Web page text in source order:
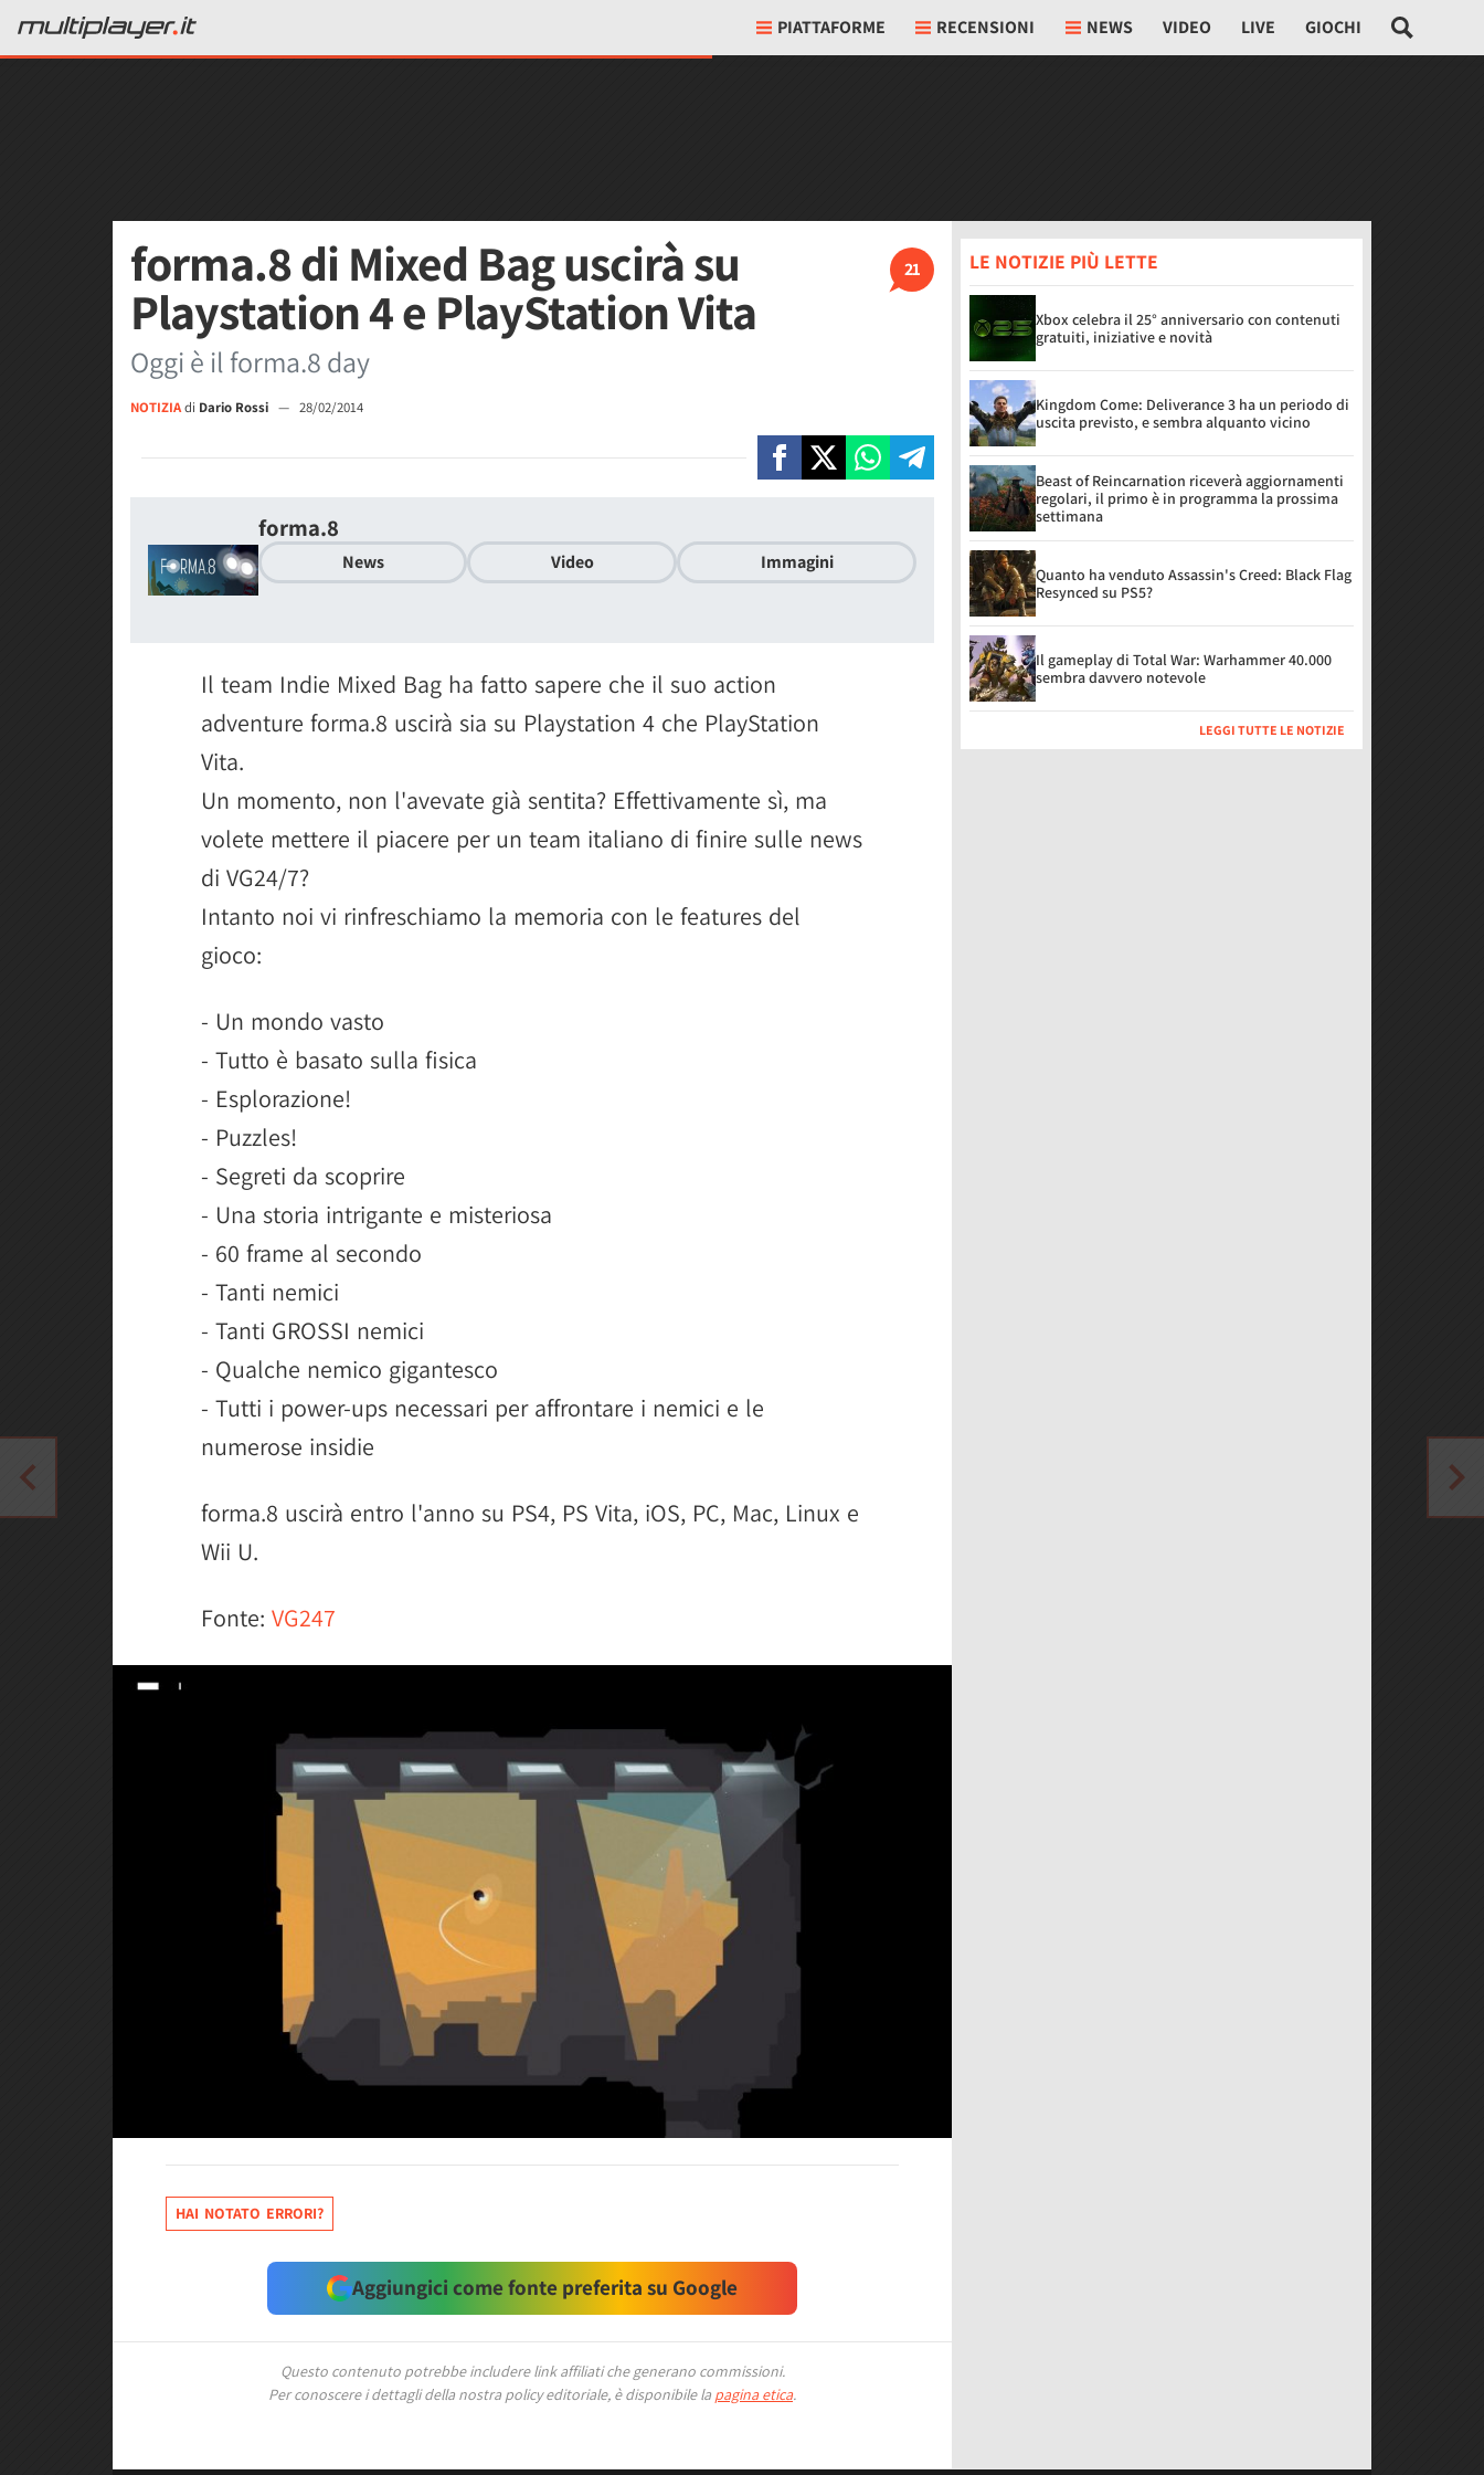
PIATTAFORME RECENSIONI NEWS VIDEO LIVE GIOCHI
21
forma.8 di Mixed Bag uscirà su
Playstation 4 e PlayStation Vita
Oggi è il forma.8 day
NOTIZIAdi Dario Rossi — 28/02/2014
forma.8
News Video Immagini
Il team Indie Mixed Bag ha fatto sapere che il suo action
adventure forma.8 uscirà sia su Playstation 4 che PlayStation
Vita.
Un momento, non l'avevate già sentita? Effettivamente sì, ma
volete mettere il piacere per un team italiano di finire sulle news
di VG24/7?
Intanto noi vi rinfreschiamo la memoria con le features del
gioco:
- Un mondo vasto
- Tutto è basato sulla fisica
- Esplorazione!
- Puzzles!
- Segreti da scoprire
- Una storia intrigante e misteriosa
- 60 frame al secondo
- Tanti nemici
- Tanti GROSSI nemici
- Qualche nemico gigantesco
- Tutti i power-ups necessari per affrontare i nemici e le
numerose insidie
forma.8 uscirà entro l'anno su PS4, PS Vita, iOS, PC, Mac, Linux e
Wii U.
Fonte: VG247
HAI NOTATO ERRORI?
Aggiungici come fonte preferita su Google
Questo contenuto potrebbe includere link affiliati che generano commissioni.
Per conoscere i dettagli della nostra policy editoriale, è disponibile la pagina etica.
LE NOTIZIE PIÙ LETTE
Xbox celebra il 25° anniversario con contenuti
gratuiti, iniziative e novità
Kingdom Come: Deliverance 3 ha un periodo di
uscita previsto, e sembra alquanto vicino
Beast of Reincarnation riceverà aggiornamenti
regolari, il primo è in programma la prossima
settimana
Quanto ha venduto Assassin's Creed: Black Flag
Resynced su PS5?
Il gameplay di Total War: Warhammer 40.000
sembra davvero notevole
LEGGI TUTTE LE NOTIZIE